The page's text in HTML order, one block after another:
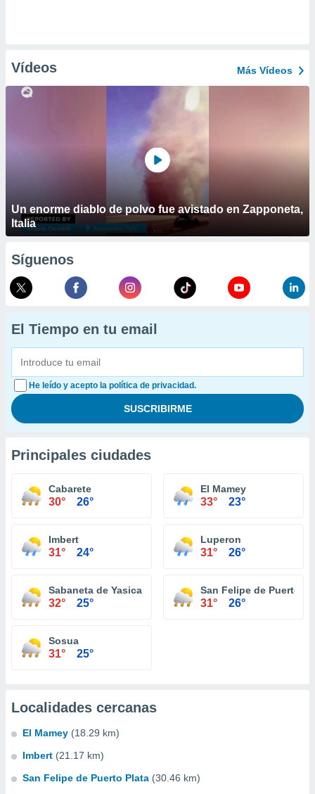
Vídeos Más Vídeos
Un enorme diablo de polvo fue avistado en Zapponeta,
Italia
Síguenos
El Tiempo en tu email
He leído y acepto la política de privacidad.
Principales ciudades
Cabarete
30° 26°
El Mamey
33° 23°
Imbert
31° 24°
Luperon
31° 26°
Sabaneta de Yasica
32° 25°
San Felipe de Puerto
31° 26°
Sosua
31° 25°
Localidades cercanas
El Mamey (18.29 km)
Imbert (21.17 km)
San Felipe de Puerto Plata (30.46 km)